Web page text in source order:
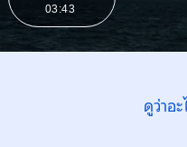
03:43
ดูว่าอ